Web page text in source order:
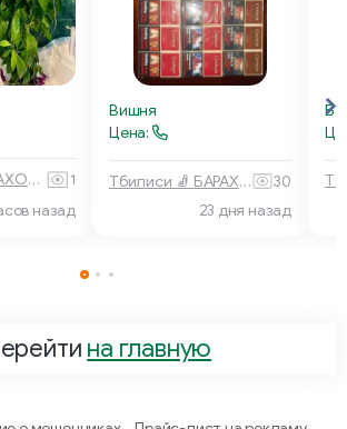
Батуми 🧦 БАРАХОЛКА
1
назад
Вишня
Цена:
Тбилиси 🧦 БАРАХОЛКА
30
23 дня назад
на главную